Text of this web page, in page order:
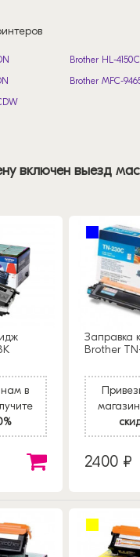
Brother HL-
Brother MFC-
включен выезд
в
Заправка
Brother
2400 ₽